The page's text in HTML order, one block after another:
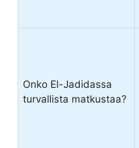
Onko El-Jadidassa
turvallista matkustaa?